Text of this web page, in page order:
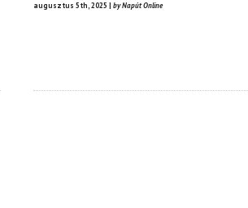
augusztus 5th, 2025 | by Napút Online